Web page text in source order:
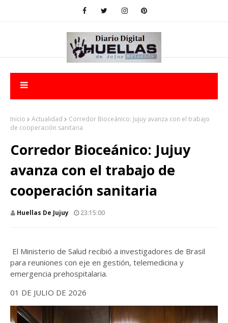
Inicio Actualidad
Corredor Bioceánico: Jujuy avanza con el trabajo
de cooperación sanitaria
Corredor Bioceánico: Jujuy
avanza con el trabajo de
cooperación sanitaria
Huellas De Jujuy 23:15:00
El Ministerio de Salud recibió a investigadores de Brasil
para reuniones con eje en gestión, telemedicina y
emergencia prehospitalaria.
01 DE JULIO DE 2026